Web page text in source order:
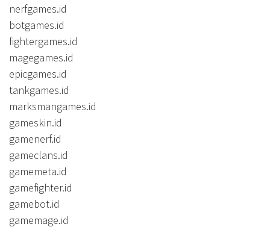
nerfgames.id
botgames.id
fightergames.id
magegames.id
epicgames.id
tankgames.id
marksmangames.id
gameskin.id
gamenerf.id
gameclans.id
gamemeta.id
gamefighter.id
gamebot.id
gamemage.id